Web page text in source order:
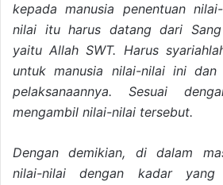
kepada manusia penentuan
nilai itu harus datang dari Sang
yaitu Allah SWT. Harus
untuk manusia nilai-nilai ini dan
pelaksanaannya. Sesuai
mengambil nilai-nilai tersebut.
Dengan demikian, di dalam
nilai-nilai dengan kadar yang